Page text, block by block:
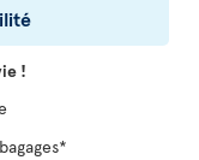
!